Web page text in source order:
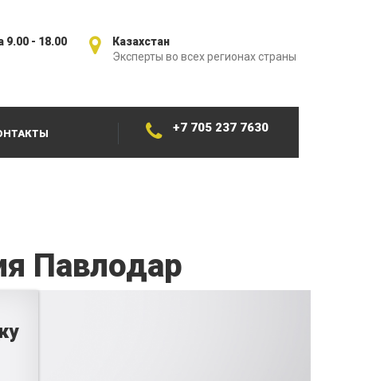
Казахстан
Эксперты во всех регионах страны
9.00 - 18.00
+7 705 237 7630
Павлодар